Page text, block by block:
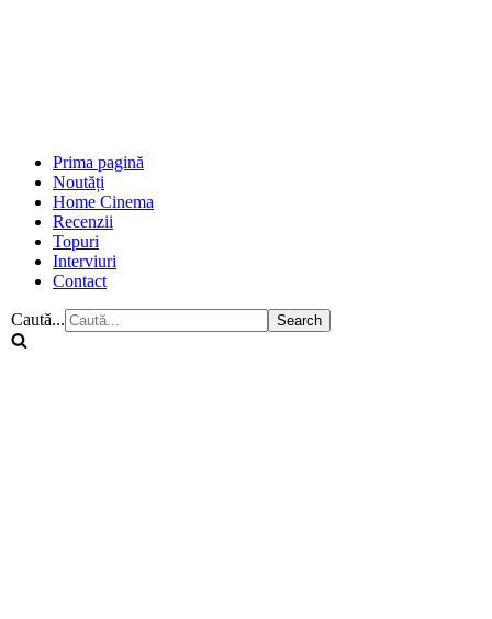
Prima pagină
Noutăți
Home Cinema
Recenzii
Topuri
Interviuri
Contact
Caută...